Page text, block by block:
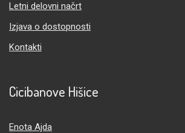
Letni delovni načrt
Izjava o dostopnosti
Kontakti
Cicibanove Hišice
Enota Ajda